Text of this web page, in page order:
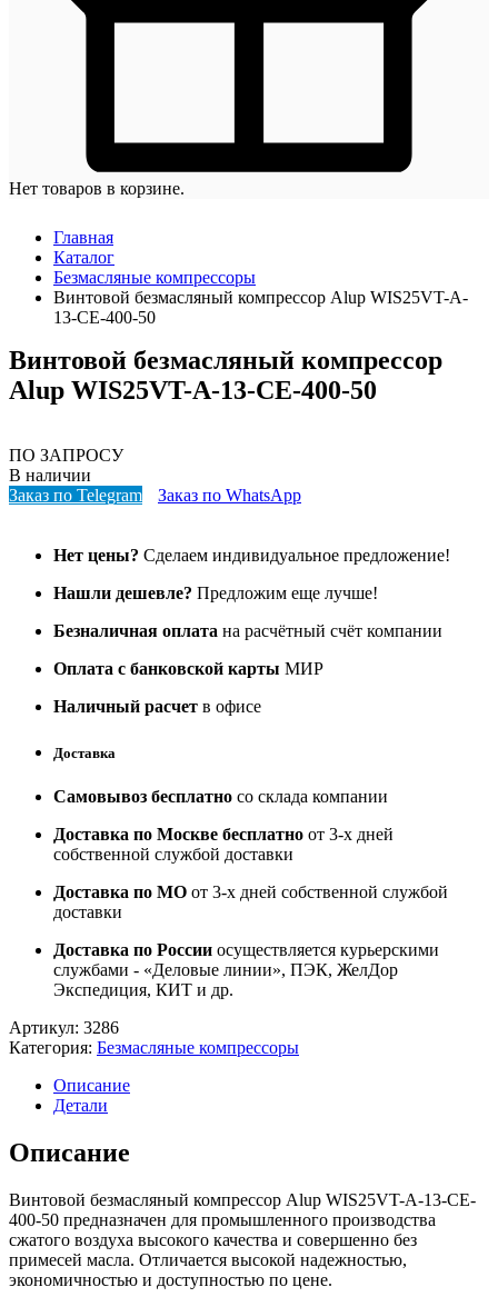
Нет товаров в корзине.
Главная
Каталог
Безмасляные компрессоры
Винтовой безмасляный компрессор Alup WIS25VT-A-
13-CE-400-50
Винтовой безмасляный компрессор
Alup WIS25VT-A-13-CE-400-50
ПО ЗАПРОСУ
В наличии
Заказ по Telegram
Заказ по WhatsApp
Нет цены? Сделаем индивидуальное предложение!
Нашли дешевле? Предложим еще лучше!
Безналичная оплата на расчётный счёт компании
Оплата с банковской карты МИР
Наличный расчет в офисе
Доставка
Самовывоз бесплатно со склада компании
Доставка по Москве бесплатно от 3-х дней
собственной службой доставки
Доставка по МО от 3-х дней собственной службой
доставки
Доставка по России осуществляется курьерскими
службами - «Деловые линии», ПЭК, ЖелДор
Экспедиция, КИТ и др.
Артикул: 3286
Категория: Безмасляные компрессоры
Описание
Детали
Описание
Винтовой безмасляный компрессор Alup WIS25VT-A-13-CE-
400-50 предназначен для промышленного производства
сжатого воздуха высокого качества и совершенно без
примесей масла. Отличается высокой надежностью,
экономичностью и доступностью по цене.